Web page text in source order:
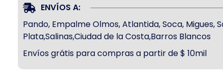
ENVÍOS A:
Pando, Empalme Olmos, Atlantida, Soca, Migues,
Plata,Salinas,Ciudad de la Costa,Barros Blancos
Envíos grátis para compras a partir de $ 10mil